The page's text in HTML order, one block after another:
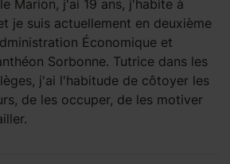
Marion, j'ai 19 ans, j'habite à
je suis actuellement en deuxième
Économique et
Sorbonne. Tutrice dans les
j'ai l'habitude de côtoyer les
de les occuper, de les motiver